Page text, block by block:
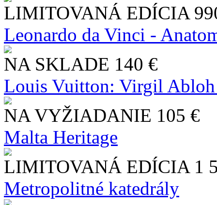
LIMITOVANÁ EDÍCIA
Leonardo da Vinci -
NA SKLADE 140 €
Louis Vuitton: Virgil
NA VYŽIADANIE 105 €
Malta Heritage
LIMITOVANÁ EDÍCIA 1
Metropolitné katedrály